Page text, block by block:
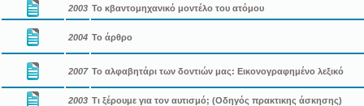
2003 Το κβαντομηχανικό μοντέλο του ατόμου
2004 Το άρθρο
2007 Το αλφαβητάρι των δοντιών μας: Εικονογραφημένο λεξικό
2003 Τι ξέρουμε για τον αυτισμό; (Οδηγός πρακτικης άσκησης)